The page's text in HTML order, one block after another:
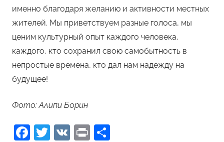
именно благодаря желанию и активности местных
жителей. Мы приветствуем разные голоса, мы
ценим культурный опыт каждого человека,
каждого, кто сохранил свою самобытность в
непростые времена, кто дал нам надежду на
будущее!
Фото: Алипи Борин
Facebook
Twitter
VK Print